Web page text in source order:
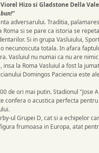
Hizo si Gladstone Della
adversarului. Traditia,
si se pare ca istoria se
Si in grupa Vasluiului,
necunoscuta totala. In afara
Vasluiul nu numai ca nu are
la Roma Vasluiul a fost la
Domingos Paciencia este
de ori mai putin. Stadionul "Jose
confera o acustica perfecta
ul Grupei D, cat si a echipelor
frumoasa in Europa, atat